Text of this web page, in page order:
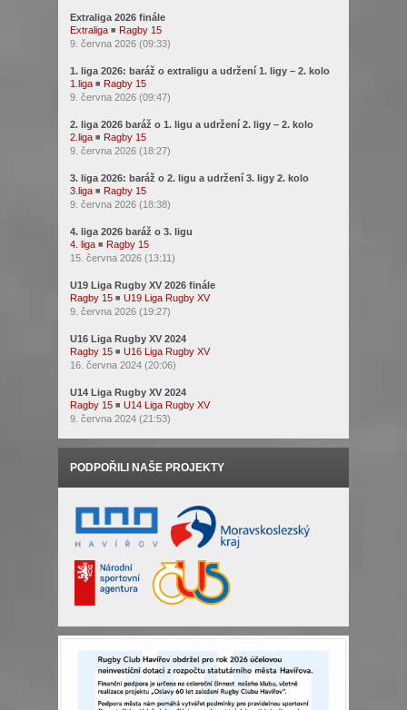
Extraliga 2026 finále
Extraliga ◾ Ragby 15
9. června 2026 (09:33)
1. liga 2026: baráž o extraligu a udržení 1. ligy – 2. kolo
1.liga ◾ Ragby 15
9. června 2026 (09:47)
2. liga 2026 baráž o 1. ligu a udržení 2. ligy – 2. kolo
2.liga ◾ Ragby 15
9. června 2026 (18:27)
3. liga 2026: baráž o 2. ligu a udržení 3. ligy 2. kolo
3.liga ◾ Ragby 15
9. června 2026 (18:38)
4. liga 2026 baráž o 3. ligu
4. liga ◾ Ragby 15
15. června 2026 (13:11)
U19 Liga Rugby XV 2026 finále
Ragby 15 ◾ U19 Liga Rugby XV
9. června 2026 (19:27)
U16 Liga Rugby XV 2024
Ragby 15 ◾ U16 Liga Rugby XV
16. června 2024 (20:06)
U14 Liga Rugby XV 2024
Ragby 15 ◾ U14 Liga Rugby XV
9. června 2024 (21:53)
PODPOŘILI NAŠE PROJEKTY